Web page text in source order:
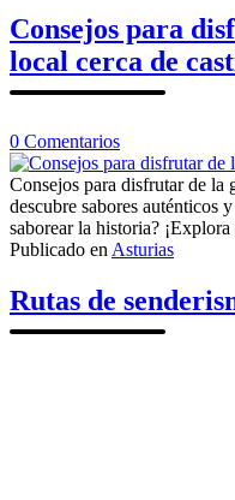
Asturias
Consejos para
local cerca de
0 Comentariosen
Consejos
para
disfrutar
de
la
cerca
de
Consejos para disfrutar de la
descubre sabores auténticos
saborear la historia? ¡Explora
Publicado en Asturias
Rutas de